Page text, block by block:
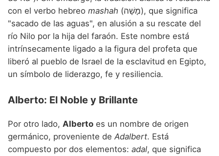
con el verbo hebreo mashah (מָשָׁה), que significa
"sacado de las aguas", en alusión a su rescate del
río Nilo por la hija del faraón. Este nombre está
intrínsecamente ligado a la figura del profeta que
liberó al pueblo de Israel de la esclavitud en Egipto,
un símbolo de liderazgo, fe y resiliencia.
Alberto: El Noble y Brillante
Por otro lado, Alberto es un nombre de origen
germánico, proveniente de Adalbert. Está
compuesto por dos elementos: adal, que significa